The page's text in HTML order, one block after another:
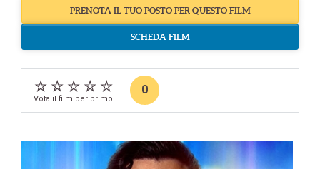
PRENOTA IL TUO POSTO PER QUESTO FILM
SCHEDA FILM
Vota il film per primo
0